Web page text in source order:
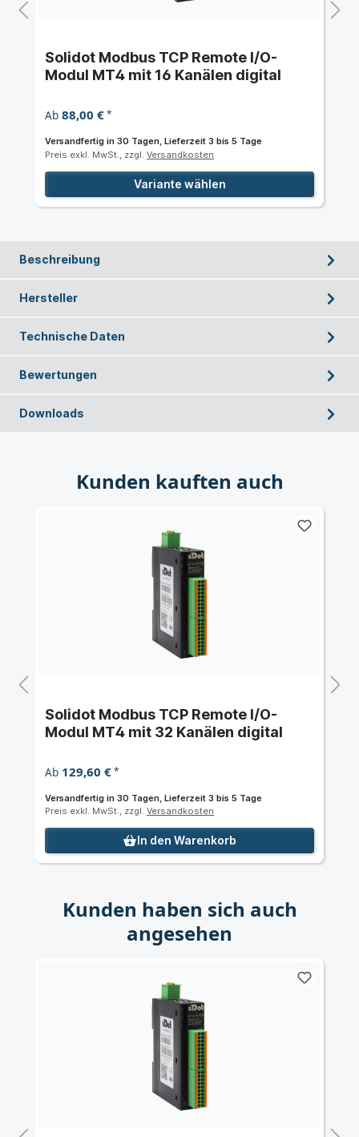
Solidot Modbus TCP Remote I/O-
Modul MT4 mit 16 Kanälen digital
Ab 88,00 €*
Versandfertig in 30 Tagen, Lieferzeit 3 bis 5 Tage
Preis exkl. MwSt., zzgl. Versandkosten
Variante wählen
Kunden kauften auch
Solidot Modbus TCP Remote I/O-
Modul MT4 mit 32 Kanälen digital
Ab 129,60 €*
Versandfertig in 30 Tagen, Lieferzeit 3 bis 5 Tage
Preis exkl. MwSt., zzgl. Versandkosten
In den Warenkorb
Kunden haben sich auch
angesehen
Beschreibung
Hersteller
Technische Daten
Bewertungen
Downloads